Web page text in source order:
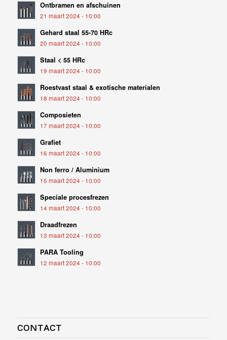
Ontbramen en afschuinen
21 maart 2024 - 10:00
Gehard staal 55-70 HRc
20 maart 2024 - 10:00
Staal < 55 HRc
19 maart 2024 - 10:00
Roestvast staal & exotische materialen
18 maart 2024 - 10:00
Composieten
17 maart 2024 - 10:00
Grafiet
16 maart 2024 - 10:00
Non ferro / Aluminium
15 maart 2024 - 10:00
Speciale procesfrezen
14 maart 2024 - 10:00
Draadfrezen
13 maart 2024 - 10:00
PARA Tooling
12 maart 2024 - 10:00
CONTACT